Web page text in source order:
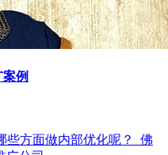
例
些方面做内部优化呢？_佛